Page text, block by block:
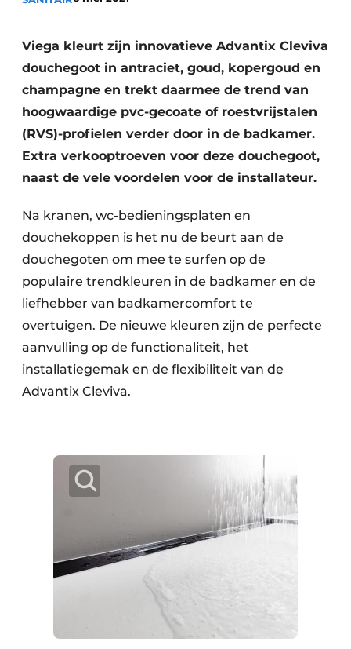
Vacatures
Video’s
Binnenklimaat
Brandbeveiliging
Ventilatie
Viega kleurt zijn innovatieve Advantix Cleviva
douchegoot in antraciet, goud, kopergoud en
champagne en trekt daarmee de trend van
hoogwaardige pvc-gecoate of roestvrijstalen
(RVS)-profielen verder door in de badkamer.
Extra verkooptroeven voor deze douchegoot,
naast de vele voordelen voor de installateur.
Na kranen, wc-bedieningsplaten en
douchekoppen is het nu de beurt aan de
douchegoten om mee te surfen op de
populaire trendkleuren in de badkamer en de
liefhebber van badkamercomfort te
overtuigen. De nieuwe kleuren zijn de perfecte
aanvulling op de functionaliteit, het
installatiegemak en de flexibiliteit van de
Advantix Cleviva.